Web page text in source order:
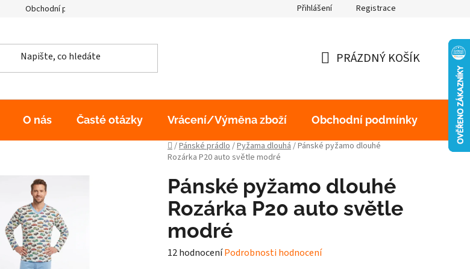
Obchodní podmínky Přihlášení Registrace
KOŠÍK
PRÁZDNÝ KOŠÍK
O nás Časté otázky Vrácení/Výměna zboží Obchodní podmínky
Domů
/Pánské prádlo/Pyžama dlouhá/Pánské pyžamo dlouhé
Rozárka P20 auto světle modré
Pánské pyžamo dlouhé
Rozárka P20 auto světle
modré
Průměrné
12 hodnoceníPodrobnosti hodnocení